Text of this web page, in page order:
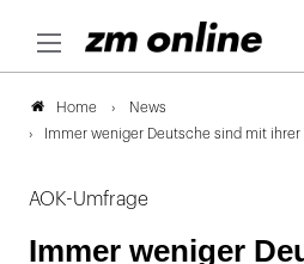
Home
News
Immer weniger Deutsche sind mit
AOK-Umfrage
Immer weniger